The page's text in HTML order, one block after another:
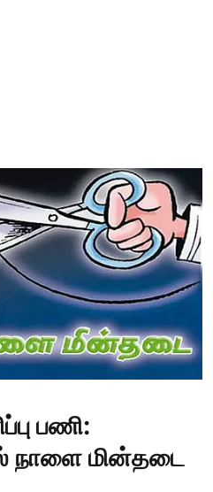
பணி:
நாளை மின்தடை